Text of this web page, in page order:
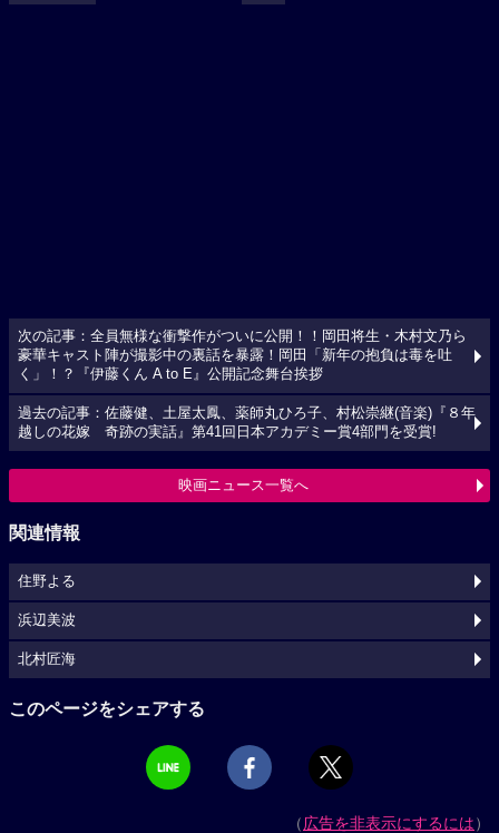
次の記事：全員無様な衝撃作がついに公開！！岡田将生・木村文乃ら
豪華キャスト陣が撮影中の裏話を暴露！岡田「新年の抱負は毒を吐
く」！？『伊藤くん A to E』公開記念舞台挨拶
過去の記事：佐藤健、土屋太鳳、薬師丸ひろ子、村松崇継(音楽)『８年
越しの花嫁 奇跡の実話』第41回日本アカデミー賞4部門を受賞!
映画ニュース一覧へ
関連情報
住野よる
浜辺美波
北村匠海
このページをシェアする
（広告を非表示にするには）